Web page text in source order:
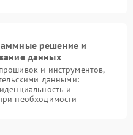
решение и
данных
и инструментов,
данными:
и
необходимости